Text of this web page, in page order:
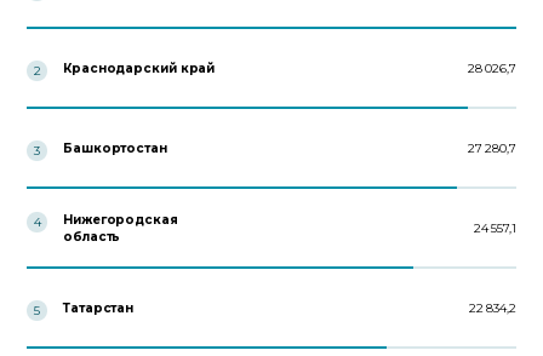
2 Краснодарский край 28 026,7
3 Башкортостан 27 280,7
4
Нижегородская
область
24 557,1
5 Татарстан 22 834,2